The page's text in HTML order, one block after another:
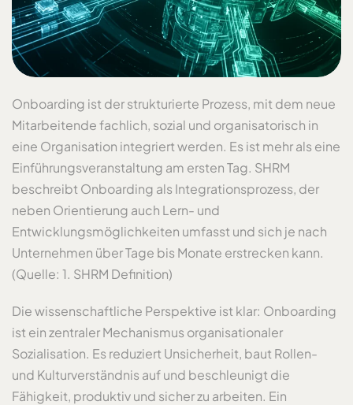
Onboarding ist der strukturierte Prozess, mit dem neue
Mitarbeitende fachlich, sozial und organisatorisch in
eine Organisation integriert werden. Es ist mehr als eine
Einführungsveranstaltung am ersten Tag. SHRM
beschreibt Onboarding als Integrationsprozess, der
neben Orientierung auch Lern- und
Entwicklungsmöglichkeiten umfasst und sich je nach
Unternehmen über Tage bis Monate erstrecken kann.
(Quelle: 1. SHRM Definition)
Die wissenschaftliche Perspektive ist klar: Onboarding
ist ein zentraler Mechanismus organisationaler
Sozialisation. Es reduziert Unsicherheit, baut Rollen-
und Kulturverständnis auf und beschleunigt die
Fähigkeit, produktiv und sicher zu arbeiten. Ein